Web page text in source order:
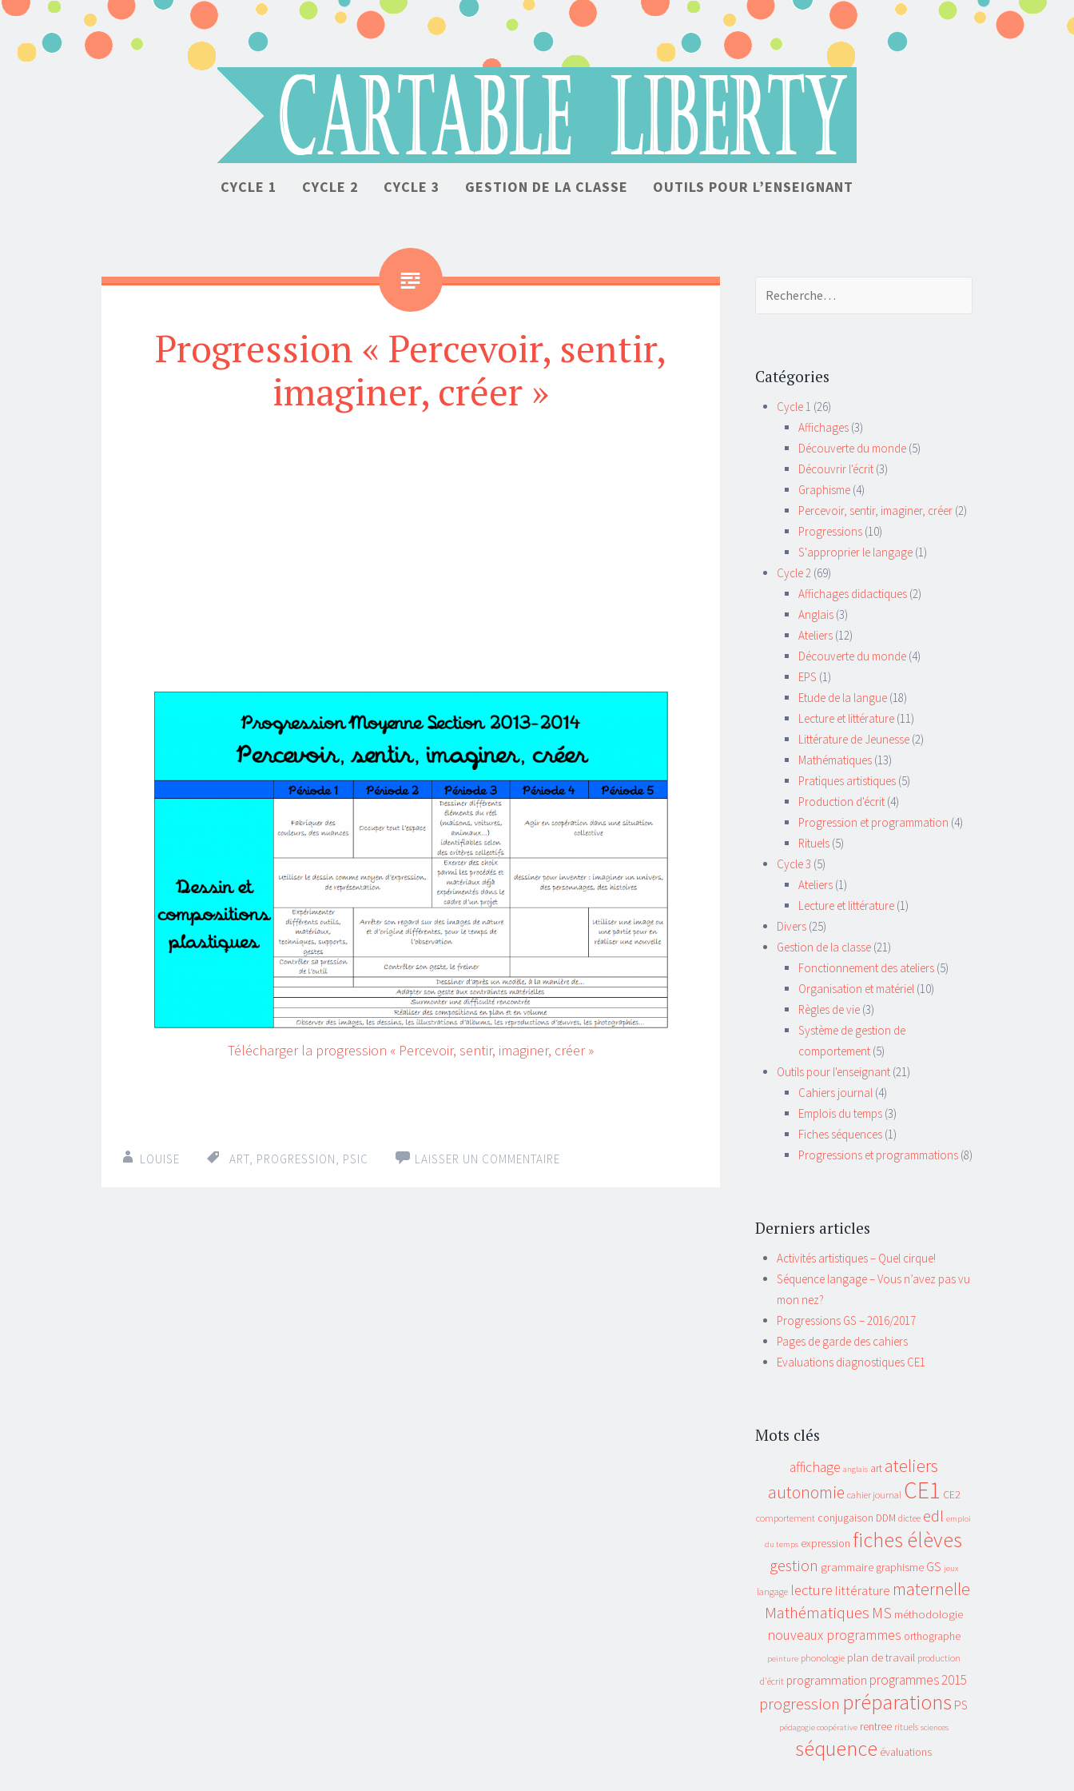
ALLER AU CONTENU
CYCLE 1 CYCLE 2 CYCLE 3 GESTION DE LA CLASSE OUTILS POUR L’ENSEIGNANT
Progression « Percevoir, sentir,
imaginer, créer »
Télécharger la progression « Percevoir, sentir, imaginer, créer »
LOUISE ART, PROGRESSION, PSIC LAISSER UN COMMENTAIRE
Catégories
Cycle 1 (26)
Affichages(3)
Découverte du monde(5)
Découvrir l'écrit(3)
Graphisme(4)
Percevoir, sentir, imaginer, créer(2)
Progressions(10)
S'approprier le langage(1)
Cycle 2 (69)
Affichages didactiques(2)
Anglais(3)
Ateliers(12)
Découverte du monde(4)
EPS (1)
Etude de la langue(18)
Lecture et littérature(11)
Littérature de Jeunesse(2)
Mathématiques(13)
Pratiques artistiques(5)
Production d'écrit(4)
Progression et programmation (4)
Rituels(5)
Cycle 3 (5)
Ateliers(1)
Lecture et littérature(1)
Divers(25)
Gestion de la classe(21)
Fonctionnement des ateliers(5)
Organisation et matériel (10)
Règles de vie(3)
Système de gestion de
comportement(5)
Outils pour l'enseignant(21)
Cahiers journal (4)
Emplois du temps(3)
Fiches séquences(1)
Progressions et programmations(8)
Derniers articles
Activités artistiques – Quel cirque!
Séquence langage – Vous n’avez pas vu
mon nez?
Progressions GS – 2016/2017
Pages de garde des cahiers
Evaluations diagnostiques CE1
Mots clés
affichage anglais art ateliers
autonomie cahier journal CE1 CE2
comportement conjugaison DDM dictee edl emploi
du temps expression fiches élèves
gestion grammaire graphisme GS jeux
langage lecture littérature maternelle
Mathématiques MS méthodologie
nouveaux programmes orthographe
peinture phonologie plan de travail production
d'écrit programmation programmes 2015
progression préparations PS
pédagogie coopérative rentree rituels sciences
séquence évaluations